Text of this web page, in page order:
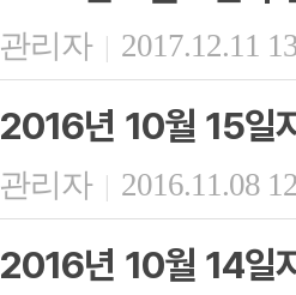
관리자 | 2017.12.11
2016년 10월 15일
관리자 | 2016.11.08
2016년 10월 14일